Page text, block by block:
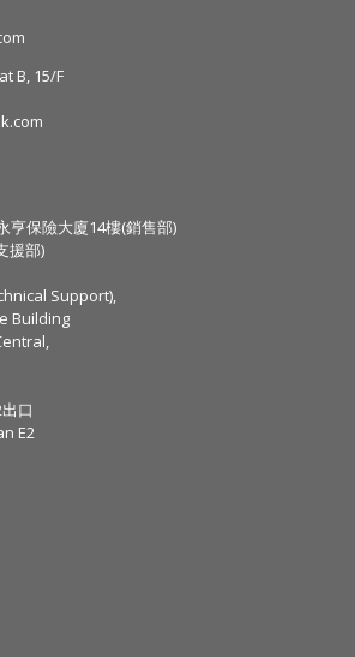
B, 15/F
亨保險大廈14樓(銷售部)
援部)
Support),
Building
口
E2